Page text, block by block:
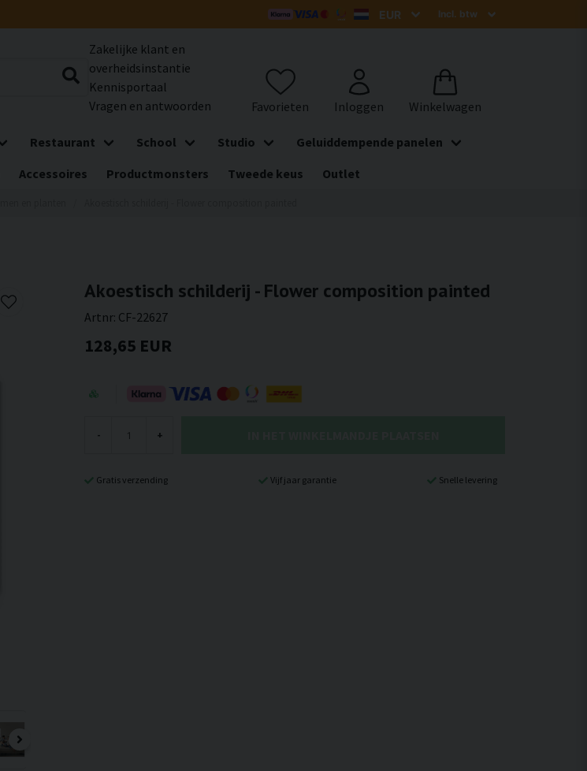
Zakelijke klant en
overheidsinstantie
Kennisportaal
Vragen en antwoorden
Restaurant School Studio
Geluiddempende panelen
Accessoires Productmonsters Tweede keus Outlet
Akoestisch schilderij - Flower composition painted
Artnr: CF-22627
128,65 EUR
- +
Gratis verzending Vijf jaar garantie Snelle levering